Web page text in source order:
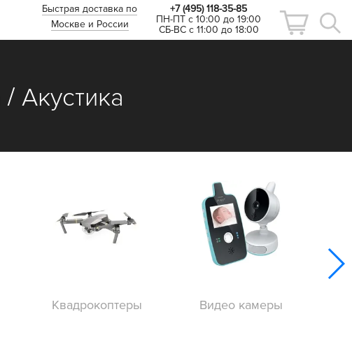
Быстрая доставка по
Москве и России
+7 (495) 118-35-85
ПН-ПТ с 10:00 до 19:00
СБ-ВС с 11:00 до 18:00
/ Акустика
Квадрокоптеры Видео камеры